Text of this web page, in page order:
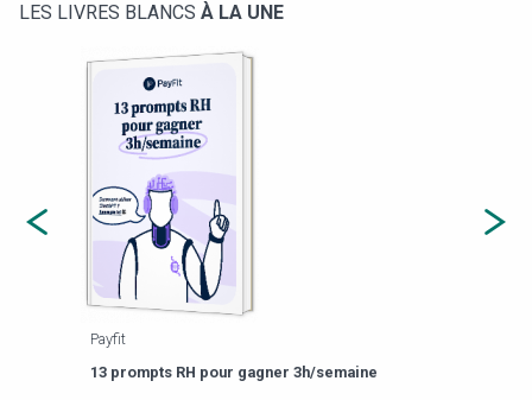
LES LIVRES BLANCS À LA UNE
Payfit
13 prompts RH pour gagner 3h/semaine